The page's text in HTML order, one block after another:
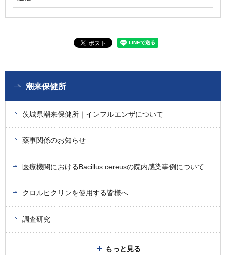
潮来保健所
茨城県潮来保健所｜インフルエンザについて
薬事関係のお知らせ
医療機関におけるBacillus cereusの院内感染事例について
クロルピクリンを使用する皆様へ
調査研究
もっと見る